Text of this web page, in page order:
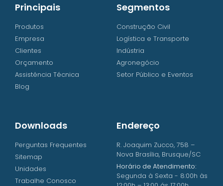
Principais
Produtos
Empresa
Clientes
Orçamento
Assistência Técnica
Blog
Segmentos
Construção Civil
Logística e Transporte
Indústria
Agronegócio
Setor Público e Eventos
Downloads
Perguntas Frequentes
Sitemap
Unidades
Trabalhe Conosco
Endereço
R. Joaquim Zucco, 758 –
Nova Brasília, Brusque/SC
Horário de Atendimento:
Segunda à Sexta - 8:00h às